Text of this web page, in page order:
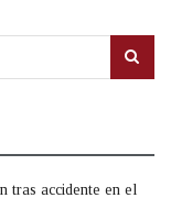
tras accidente en el